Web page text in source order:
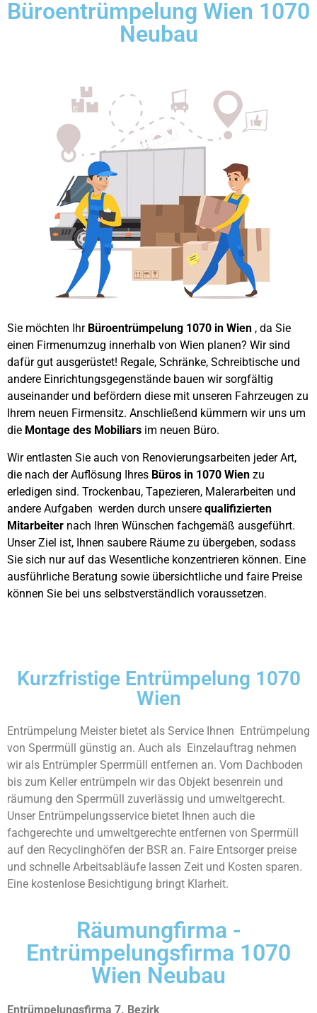
Büroentrümpelung Wien 1070
Neubau
Sie möchten Ihr Büroentrümpelung 1070 in Wien , da Sie
einen Firmenumzug innerhalb von Wien planen? Wir sind
dafür gut ausgerüstet! Regale, Schränke, Schreibtische und
andere Einrichtungsgegenstände bauen wir sorgfältig
auseinander und befördern diese mit unseren Fahrzeugen zu
Ihrem neuen Firmensitz. Anschließend kümmern wir uns um
die Montage des Mobiliars im neuen Büro.
Wir entlasten Sie auch von Renovierungsarbeiten jeder Art,
die nach der Auflösung Ihres Büros in 1070 Wien zu
erledigen sind. Trockenbau, Tapezieren, Malerarbeiten und
andere Aufgaben werden durch unsere qualifizierten
Mitarbeiter nach Ihren Wünschen fachgemäß ausgeführt.
Unser Ziel ist, Ihnen saubere Räume zu übergeben, sodass
Sie sich nur auf das Wesentliche konzentrieren können. Eine
ausführliche Beratung sowie übersichtliche und faire Preise
können Sie bei uns selbstverständlich voraussetzen.
Kurzfristige Entrümpelung 1070
Wien
Entrümpelung Meister bietet als Service Ihnen Entrümpelung
von Sperrmüll günstig an. Auch als Einzelauftrag nehmen
wir als Entrümpler Sperrmüll entfernen an. Vom Dachboden
bis zum Keller entrümpeln wir das Objekt besenrein und
räumung den Sperrmüll zuverlässig und umweltgerecht.
Unser Entrümpelungsservice bietet Ihnen auch die
fachgerechte und umweltgerechte entfernen von Sperrmüll
auf den Recyclinghöfen der BSR an. Faire Entsorger preise
und schnelle Arbeitsabläufe lassen Zeit und Kosten sparen.
Eine kostenlose Besichtigung bringt Klarheit.
Räumungfirma -
Entrümpelungsfirma 1070
Wien Neubau
Entrümpelungsfirma 7. Bezirk